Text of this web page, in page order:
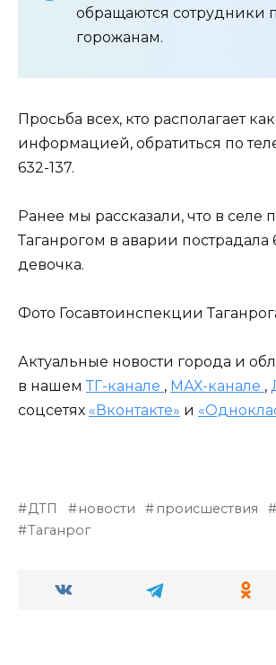
обращаются сотрудники
горожанам.
Просьба всех, кто располагает
информацией, обратиться по
632-137.
Ранее мы рассказали, что в селе
Таганрогом в аварии пострадала
девочка.
Фото Госавтоинспекции
Актуальные новости города и
в нашем ТГ-канале , МАХ-канале ,
соцсетях «Вконтакте» и
ДТП новости происшествия
Таганрог